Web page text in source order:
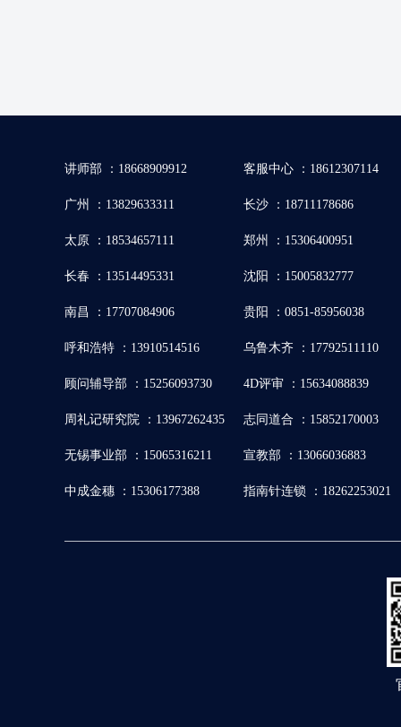
讲师部 ：18668909912 客服中心 ：18612307114
广州 ：13829633311 长沙 ：18711178686
太原 ：18534657111 郑州 ：15306400951
长春 ：13514495331 沈阳 ：15005832777
南昌 ：17707084906 贵阳 ：0851-85956038
呼和浩特 ：13910514516 乌鲁木齐 ：17792511110
顾问辅导部 ：15256093730 4D评审 ：15634088839
周礼记研究院 ：13967262435 志同道合 ：15852170003
无锡事业部 ：15065316211 宣教部 ：13066036883
中成金穗 ：15306177388 指南针连锁 ：18262253021